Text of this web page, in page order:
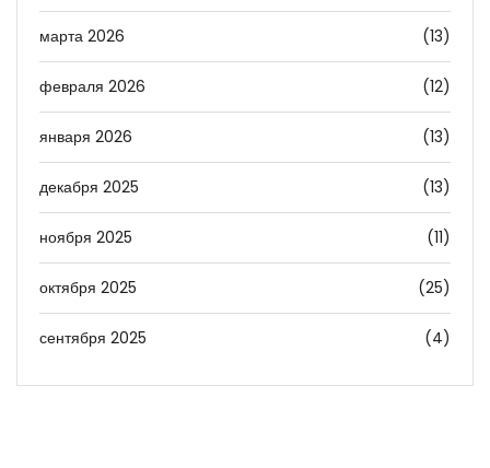
марта 2026 (13)
февраля 2026 (12)
января 2026 (13)
декабря 2025 (13)
ноября 2025 (11)
октября 2025 (25)
сентября 2025 (4)